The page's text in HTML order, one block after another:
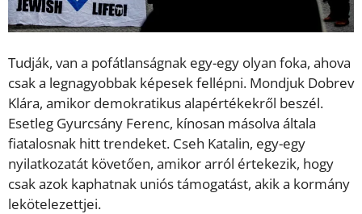
Tudják, van a pofátlanságnak egy-egy olyan foka, ahova
csak a legnagyobbak képesek fellépni. Mondjuk Dobrev
Klára, amikor demokratikus alapértékekről beszél.
Esetleg Gyurcsány Ferenc, kínosan másolva általa
fiatalosnak hitt trendeket. Cseh Katalin, egy-egy
nyilatkozatát követően, amikor arról értekezik, hogy
csak azok kaphatnak uniós támogatást, akik a kormány
lekötelezettjei.